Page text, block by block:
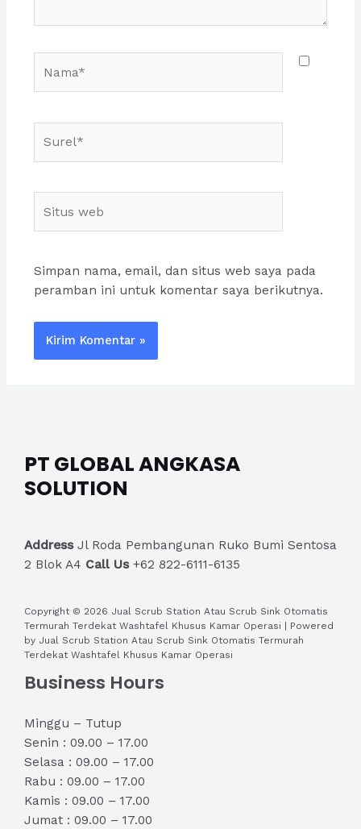
Simpan nama, email, dan situs web saya pada
peramban ini untuk komentar saya berikutnya.
PT GLOBAL ANGKASA
SOLUTION
AddressJl Roda Pembangunan Ruko Bumi Sentosa
2 Blok A4 Call Us+62 822-6111-6135
Copyright © 2026 Jual Scrub Station Atau Scrub Sink Otomatis
Termurah Terdekat Washtafel Khusus Kamar Operasi | Powered
by Jual Scrub Station Atau Scrub Sink Otomatis Termurah
Terdekat Washtafel Khusus Kamar Operasi
Business Hours
Minggu – Tutup
Senin : 09.00 – 17.00
Selasa : 09.00 – 17.00
Rabu : 09.00 – 17.00
Kamis : 09.00 – 17.00
Jumat : 09.00 – 17.00